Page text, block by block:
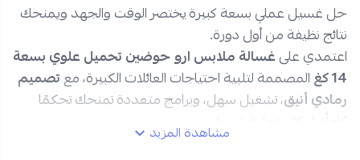
حل غسيل عملي بسعة كبيرة يختصر الوقت والجهد ويمنحك
نتائج نظيفة من أول دورة.
اعتمدي علىغسالة ملابس ارو حوضين تحميل علوي بسعة
14 كغ
المصممة لتلبية احتياجات العائلات الكبيرة، معتصميم
رمادي أنيق، تشغيل سهل، وبرامج متعددة تمنحك تحكمًا
كاملًا في كل عملية غسيل.مشاهدة المزيد